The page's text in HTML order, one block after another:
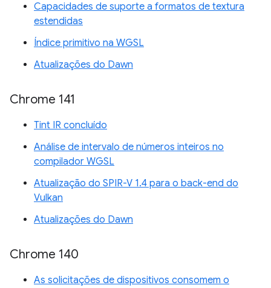
Capacidades de suporte a formatos de textura
estendidas
Índice primitivo na WGSL
Atualizações do Dawn
Chrome 141
Tint IR concluído
Análise de intervalo de números inteiros no
compilador WGSL
Atualização do SPIR-V 1.4 para o back-end do
Vulkan
Atualizações do Dawn
Chrome 140
As solicitações de dispositivos consomem o